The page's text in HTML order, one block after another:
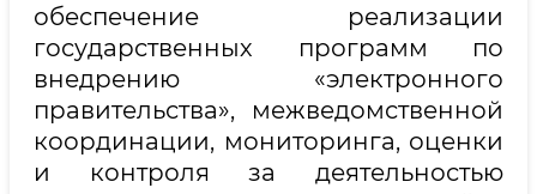
обеспечение реализации
государственных программ по
внедрению «электронного
правительства», межведомственной
координации, мониторинга, оценки
и контроля за деятельностью